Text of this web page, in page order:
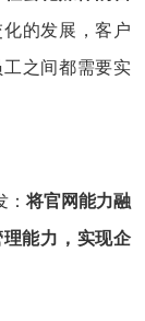
的发展，客户
之间都需要实
：将官网能力融
能力，实现企